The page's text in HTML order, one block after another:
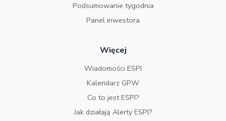
Podsumowanie tygodnia
Panel inwestora
Więcej
Wiadomości ESPI
Kalendarz GPW
Co to jest ESPI?
Jak działają Alerty ESPI?